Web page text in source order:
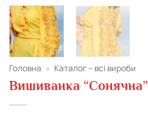
Головна » Каталог – всі вироби
Вишиванка “Сонячна”